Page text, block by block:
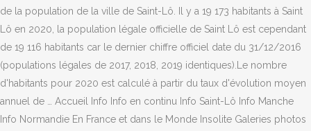
de la population de la ville de Saint-Lô. Il y a 19 173 habitants à Saint
Lô en 2020, la population légale officielle de Saint Lô est cependant
de 19 116 habitants car le dernier chiffre officiel date du 31/12/2016
(populations légales de 2017, 2018, 2019 identiques).Le nombre
d'habitants pour 2020 est calculé à partir du taux d'évolution moyen
annuel de … Accueil Info Info en continu Info Saint-Lô Info Manche
Info Normandie En France et dans le Monde Insolite Galeries photos